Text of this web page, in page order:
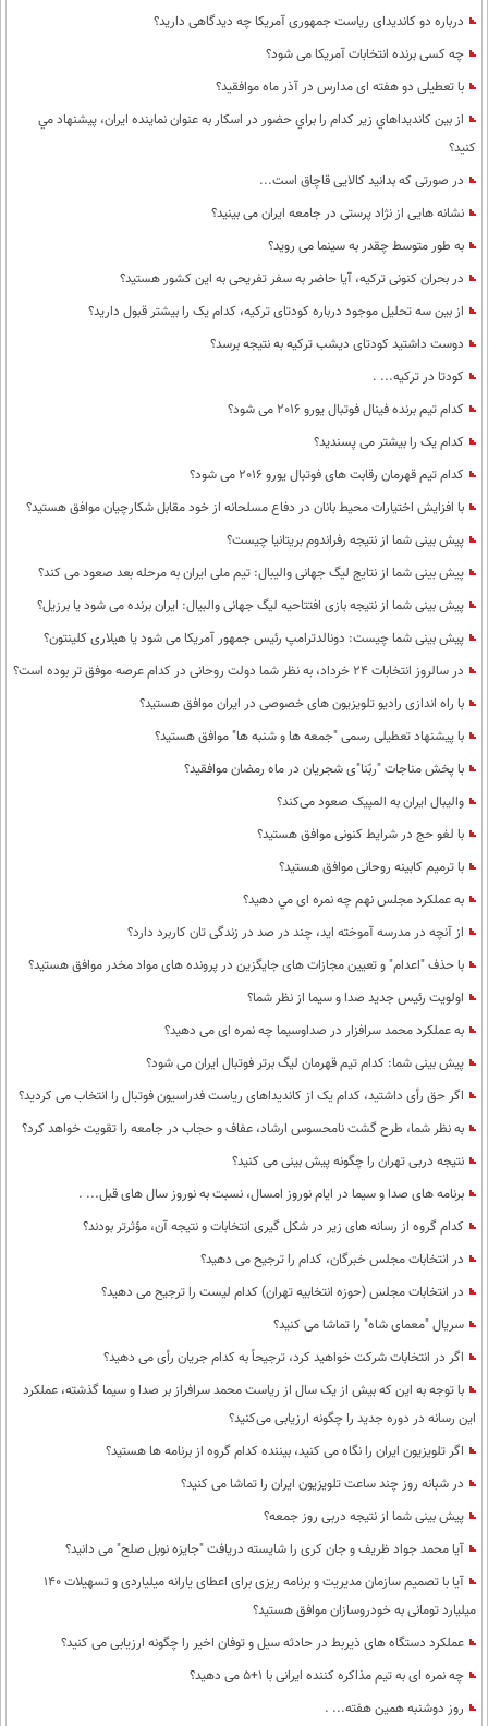
درباره دو کاندیدای ریاست جمهوری آمریکا چه دیدگاهی دارید؟
چه کسی برنده انتخابات آمریکا می شود؟
با تعطیلی دو هفته ای مدارس در آذر ماه موافقید؟
از بين كانديداهاي زير كدام را براي حضور در اسكار به عنوان نماينده ايران، پيشنهاد مي
كنيد؟
در صورتی که بدانید کالایی قاچاق است...
نشانه هایی از نژاد پرستی در جامعه ایران می بینید؟
به طور متوسط چقدر به سینما می روید؟
در بحران کنونی ترکیه، آیا حاضر به سفر تفریحی به این کشور هستید؟
از بین سه تحلیل موجود درباره کودتای ترکیه، کدام یک را بیشتر قبول دارید؟
دوست داشتید کودتای دیشب ترکیه به نتیجه برسد؟
کودتا در ترکیه... .
کدام تیم برنده فینال فوتبال یورو 2016 می شود؟
کدام یک را بیشتر می پسندید؟
کدام تیم قهرمان رقابت های فوتبال یورو 2016 می شود؟
با افزایش اختیارات محیط‌ بانان در دفاع مسلحانه از خود مقابل شکارچیان موافق هستید؟
پیش بینی شما از نتیجه رفراندوم بریتانیا چیست؟
پيش بينی شما از نتايج ليگ جهانی واليبال: تيم ملی ايران به مرحله بعد صعود می كند؟
پیش بینی شما از نتیجه بازی افتتاحیه لیگ جهانی والبیال: ایران برنده می شود یا برزیل؟
پیش بینی شما چیست: دونالدترامپ رئیس جمهور آمریکا می شود یا هیلاری کلینتون؟
در سالروز انتخابات 24 خرداد، به نظر شما دولت روحانی در کدام عرصه موفق تر بوده است؟
با راه اندازی رادیو تلویزیون های خصوصی در ایران موافق هستید؟
با پیشنهاد تعطیلی رسمی "جمعه ها و شنبه ها" موافق هستید؟
با پخش مناجات "ربّنا"ی شجریان در ماه رمضان موافقید؟
والیبال ایران به المپیک صعود می‌کند؟
با لغو حج در شرایط کنونی موافق هستید؟
با ترمیم کابینه روحانی موافق هستید؟
به عملكرد مجلس نهم چه نمره ای مي دهيد؟
از آنچه در مدرسه آموخته اید، چند در صد در زندگی تان کاربرد دارد؟
با حذف "اعدام" و تعیین مجازات های جایگزین در پرونده های مواد مخدر موافق هستید؟
اولویت رئیس جدید صدا و سیما از نظر شما؟
به عملکرد محمد سرافزار در صداوسیما چه نمره ای می دهید؟
پیش بینی شما: کدام تیم قهرمان لیگ برتر فوتبال ایران می شود؟
اگر حق رأی داشتید، کدام یک از کاندیداهای ریاست فدراسیون فوتبال را انتخاب می کردید؟
به نظر شما، طرح گشت نامحسوس ارشاد، عفاف و حجاب در جامعه را تقویت خواهد کرد؟
نتیجه دربی تهران را چگونه پیش بینی می کنید؟
برنامه های صدا و سیما در ایام نوروز امسال، نسبت به نوروز سال های قبل... .
کدام گروه از رسانه های زیر در شکل گیری انتخابات و نتیجه آن، مؤثرتر بودند؟
در انتخابات مجلس خبرگان، کدام را ترجیح می دهید؟
در انتخابات مجلس (حوزه انتخابیه تهران) کدام لیست را ترجیح می دهید؟
سریال "معمای شاه" را تماشا می کنید؟
اگر در انتخابات شرکت خواهید کرد، ترجیحاً به کدام جریان رأی می دهید؟
با توجه به این که بیش از یک سال از ریاست محمد سرافراز بر صدا و سیما گذشته، عملکرد
این رسانه در دوره جدید را چگونه ارزیابی می‌کنید؟
اگر تلویزیون ایران را نگاه می کنید، بیننده کدام گروه از برنامه ها هستید؟
در شبانه روز چند ساعت تلویزیون ایران را تماشا می کنید؟
پیش بینی شما از نتیجه دربی روز جمعه؟
آیا محمد جواد ظریف و جان کری را شایسته دریافت "جایزه نوبل صلح" می دانید؟
آیا با تصمیم سازمان مدیریت و برنامه ریزی برای اعطای یارانه میلیاردی و تسهیلات 140
میلیارد تومانی به خودروسازان موافق هستید؟
عملکرد دستگاه های ذیربط در حادثه سیل و توفان اخیر را چگونه ارزیابی می کنید؟
چه نمره ای به تیم مذاکره کننده ایرانی با 1+5 می دهید؟
روز دوشنبه همین هفته... .